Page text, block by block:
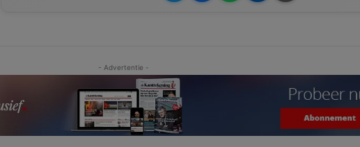
- Advertentie -